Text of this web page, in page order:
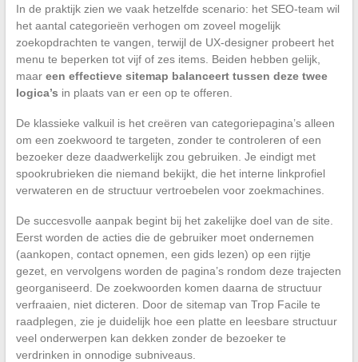
In de praktijk zien we vaak hetzelfde scenario: het SEO-team wil
het aantal categorieën verhogen om zoveel mogelijk
zoekopdrachten te vangen, terwijl de UX-designer probeert het
menu te beperken tot vijf of zes items. Beiden hebben gelijk,
maar een effectieve sitemap balanceert tussen deze twee
logica’s in plaats van er een op te offeren.
De klassieke valkuil is het creëren van categoriepagina’s alleen
om een zoekwoord te targeten, zonder te controleren of een
bezoeker deze daadwerkelijk zou gebruiken. Je eindigt met
spookrubrieken die niemand bekijkt, die het interne linkprofiel
verwateren en de structuur vertroebelen voor zoekmachines.
De succesvolle aanpak begint bij het zakelijke doel van de site.
Eerst worden de acties die de gebruiker moet ondernemen
(aankopen, contact opnemen, een gids lezen) op een rijtje
gezet, en vervolgens worden de pagina’s rondom deze trajecten
georganiseerd. De zoekwoorden komen daarna de structuur
verfraaien, niet dicteren. Door de sitemap van Trop Facile te
raadplegen, zie je duidelijk hoe een platte en leesbare structuur
veel onderwerpen kan dekken zonder de bezoeker te
verdrinken in onnodige subniveaus.